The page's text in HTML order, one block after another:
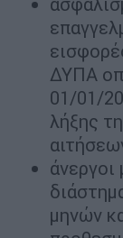
ΔΥΠΑ
01/01/
λήξης
άνεργοι
μηνών